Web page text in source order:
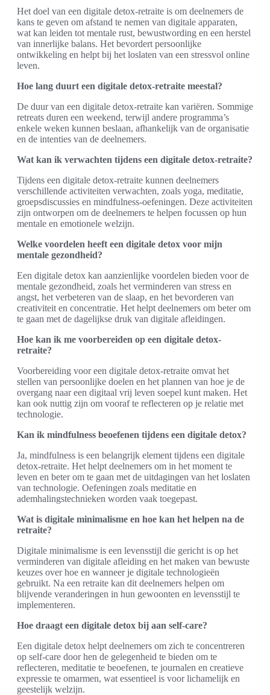
Het doel van een digitale detox-retraite is om deelnemers de
kans te geven om afstand te nemen van digitale apparaten,
wat kan leiden tot mentale rust, bewustwording en een herstel
van innerlijke balans. Het bevordert persoonlijke
ontwikkeling en helpt bij het loslaten van een stressvol online
leven.
Hoe lang duurt een digitale detox-retraite meestal?
De duur van een digitale detox-retraite kan variëren. Sommige
retreats duren een weekend, terwijl andere programma’s
enkele weken kunnen beslaan, afhankelijk van de organisatie
en de intenties van de deelnemers.
Wat kan ik verwachten tijdens een digitale detox-retraite?
Tijdens een digitale detox-retraite kunnen deelnemers
verschillende activiteiten verwachten, zoals yoga, meditatie,
groepsdiscussies en mindfulness-oefeningen. Deze activiteiten
zijn ontworpen om de deelnemers te helpen focussen op hun
mentale en emotionele welzijn.
Welke voordelen heeft een digitale detox voor mijn
mentale gezondheid?
Een digitale detox kan aanzienlijke voordelen bieden voor de
mentale gezondheid, zoals het verminderen van stress en
angst, het verbeteren van de slaap, en het bevorderen van
creativiteit en concentratie. Het helpt deelnemers om beter om
te gaan met de dagelijkse druk van digitale afleidingen.
Hoe kan ik me voorbereiden op een digitale detox-
retraite?
Voorbereiding voor een digitale detox-retraite omvat het
stellen van persoonlijke doelen en het plannen van hoe je de
overgang naar een digitaal vrij leven soepel kunt maken. Het
kan ook nuttig zijn om vooraf te reflecteren op je relatie met
technologie.
Kan ik mindfulness beoefenen tijdens een digitale detox?
Ja, mindfulness is een belangrijk element tijdens een digitale
detox-retraite. Het helpt deelnemers om in het moment te
leven en beter om te gaan met de uitdagingen van het loslaten
van technologie. Oefeningen zoals meditatie en
ademhalingstechnieken worden vaak toegepast.
Wat is digitale minimalisme en hoe kan het helpen na de
retraite?
Digitale minimalisme is een levensstijl die gericht is op het
verminderen van digitale afleiding en het maken van bewuste
keuzes over hoe en wanneer je digitale technologieën
gebruikt. Na een retraite kan dit deelnemers helpen om
blijvende veranderingen in hun gewoonten en levensstijl te
implementeren.
Hoe draagt een digitale detox bij aan self-care?
Een digitale detox helpt deelnemers om zich te concentreren
op self-care door hen de gelegenheid te bieden om te
reflecteren, meditatie te beoefenen, te journalen en creatieve
expressie te omarmen, wat essentieel is voor lichamelijk en
geestelijk welzijn.